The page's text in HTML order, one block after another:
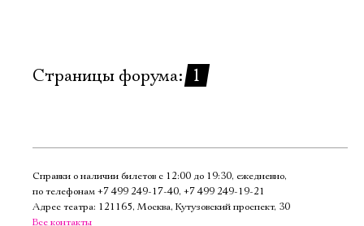
Страницы форума: 1
Справки о наличии билетов с 12:00 до 19:30, ежедневно,
по телефонам +7 499 249‑17‑40, +7 499 249‑19‑21
Адрес театра: 121165, Москва, Кутузовский проспект, 30
Все контакты